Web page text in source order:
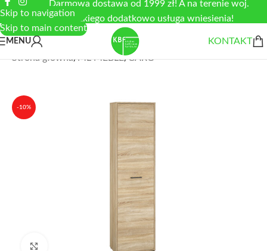
Skip to navigation
Skip to main content
Darmowa dostawa od 1999 zł! A na terenie woj.
łódzkiego dodatkowo usługa wniesienia!
MENU
KONTAKT
Strona główna/ ML MEBLE/CARO
-10%
Zobacz duże zdjęcie